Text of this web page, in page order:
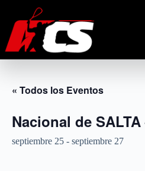
contenido
« Todos los Eventos
Nacional de SALTA
septiembre 25 - septiembre 27